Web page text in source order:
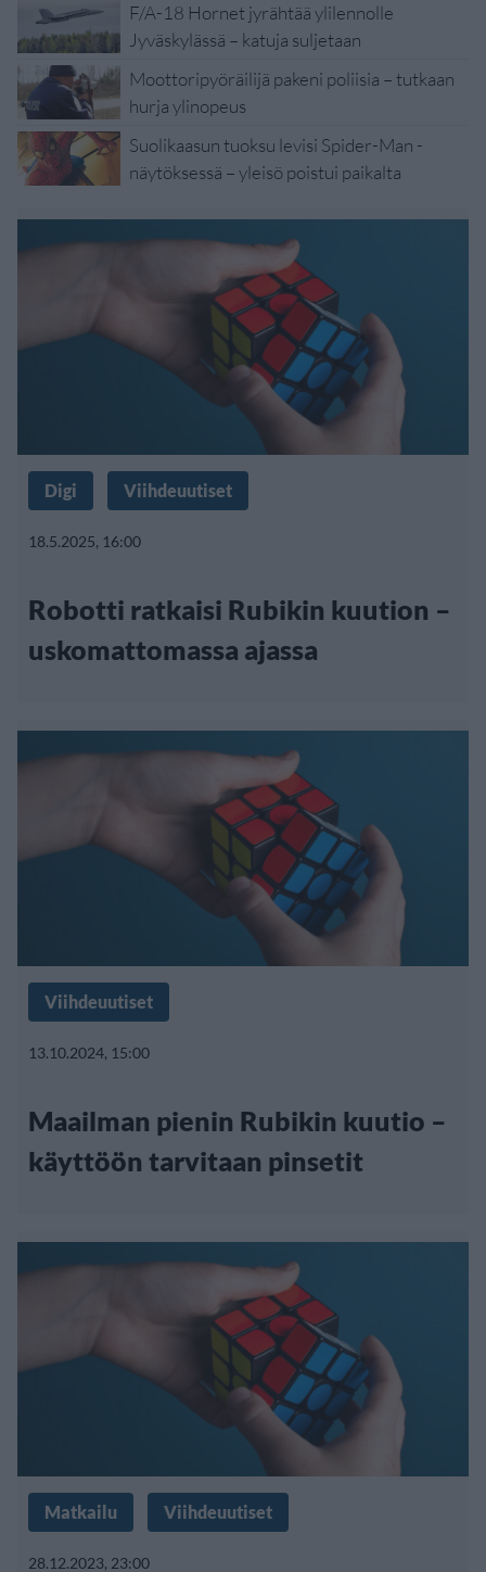
F/A-18 Hornet jyrähtää ylilennolle
Jyväskylässä – katuja suljetaan
Moottoripyöräilijä pakeni poliisia – tutkaan
hurja ylinopeus
Suolikaasun tuoksu levisi Spider-Man -
näytöksessä – yleisö poistui paikalta
Digi Viihdeuutiset
18.5.2025, 16:00
Robotti ratkaisi Rubikin kuution –
uskomattomassa ajassa
Viihdeuutiset
13.10.2024, 15:00
Maailman pienin Rubikin kuutio –
käyttöön tarvitaan pinsetit
Matkailu Viihdeuutiset
28.12.2023, 23:00